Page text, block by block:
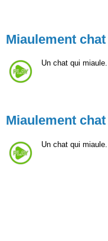
Miaulement chat
Un chat qui miaule.
Miaulement chat
Un chat qui miaule.